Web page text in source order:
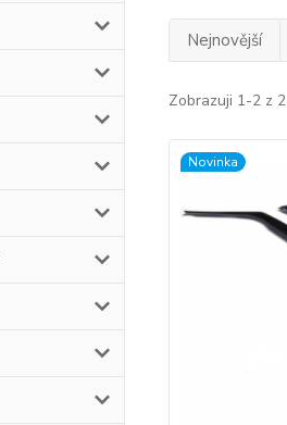
Nejnovější
Zobrazuji 1-2 z 2
Novinka